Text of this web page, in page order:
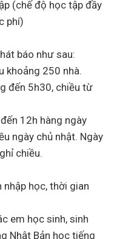
(chế độ học tập đầy
phí)
báo như sau:
khoảng 250 nhà.
đến 5h30, chiều từ
12h hàng ngày
ngày chủ nhật. Ngày
chiều.
nhập học, thời gian
em học sinh, sinh
Nhật Bản học tiếng